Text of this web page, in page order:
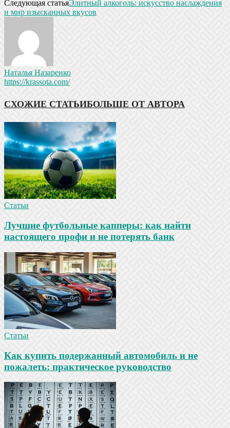
Следующая статьяЭлитный алкоголь: искусство наслаждения
и мир изысканных вкусов
Наталья Назаренко
https://krassota.com/
СХОЖИЕ СТАТЬИБОЛЬШЕ ОТ АВТОРА
Статьи
Лучшие футбольные капперы: как найти
настоящего профи и не потерять банк
Статьи
Как купить подержанный автомобиль и не
пожалеть: практическое руководство